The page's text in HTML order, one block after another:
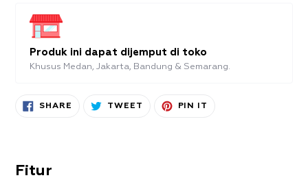
Produk ini dapat dijemput di toko
Khusus Medan, Jakarta, Bandung & Semarang.
ProdukSHARE SHARE
TWEET TWEET
PIN IT
Fitur